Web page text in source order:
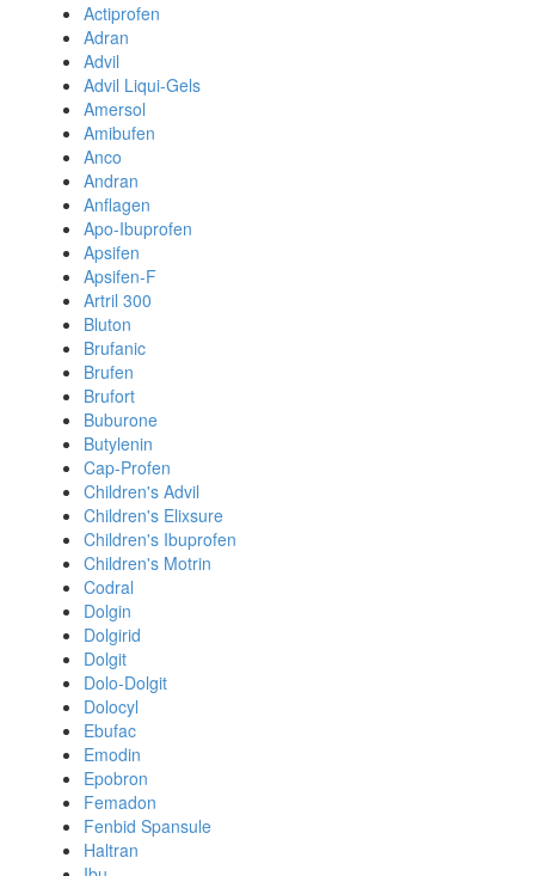
Actiprofen
Adran
Advil
Advil Liqui-Gels
Amersol
Amibufen
Anco
Andran
Anflagen
Apo-Ibuprofen
Apsifen
Apsifen-F
Artril 300
Bluton
Brufanic
Brufen
Brufort
Buburone
Butylenin
Cap-Profen
Children's Advil
Children's Elixsure
Children's Ibuprofen
Children's Motrin
Codral
Dolgin
Dolgirid
Dolgit
Dolo-Dolgit
Dolocyl
Ebufac
Emodin
Epobron
Femadon
Fenbid Spansule
Haltran